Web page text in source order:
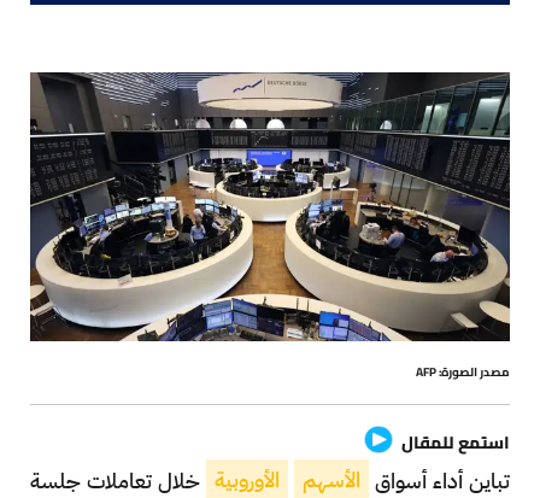
مصدر الصورة: AFP
استمع للمقال
تباين أداء أسواق الأسهم الأوروبية خلال تعاملات جلسة